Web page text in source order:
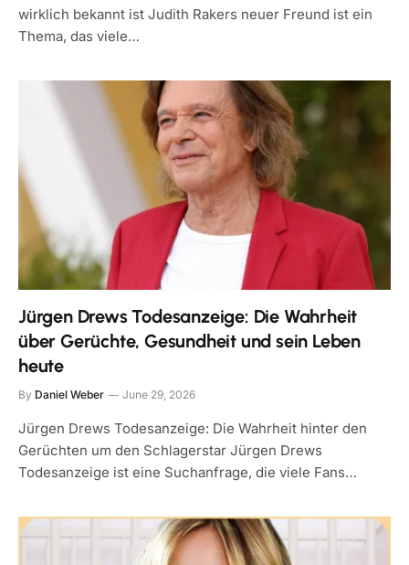
wirklich bekannt ist Judith Rakers neuer Freund ist ein
Thema, das viele…
Jürgen Drews Todesanzeige: Die Wahrheit
über Gerüchte, Gesundheit und sein Leben
heute
By Daniel Weber June 29, 2026
Jürgen Drews Todesanzeige: Die Wahrheit hinter den
Gerüchten um den Schlagerstar Jürgen Drews
Todesanzeige ist eine Suchanfrage, die viele Fans…